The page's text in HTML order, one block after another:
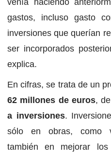
venía haciendo
gastos, incluso gasto
inversiones que querían
ser incorporados
explica.
En cifras, se trata de un
62 millones de euros,
a inversiones.
sólo en obras, como
también en mejorar los